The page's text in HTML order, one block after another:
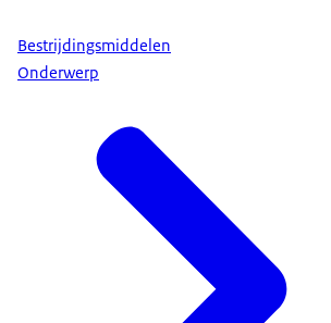
Bestrijdingsmiddelen
Onderwerp